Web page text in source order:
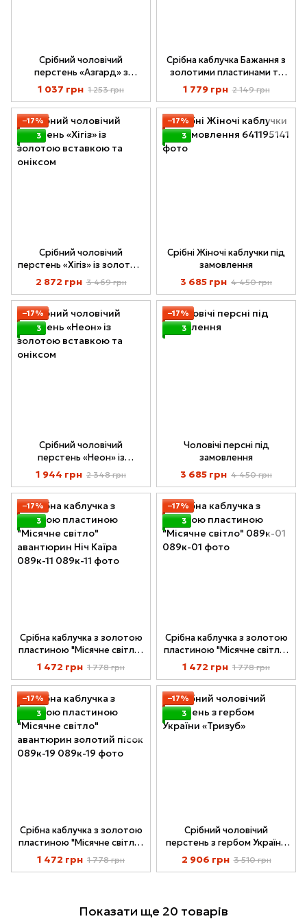
Срібний чоловічий
перстень «Азгард» з
фіанітом
1 037 грн 1 253 грн
Срібна каблучка Бажання з
золотими пластинами та
Рожевим Фіанітом 071к-10
1 779 грн 2 149 грн
−17%
3
Срібний чоловічий
перстень «Хігіз» із золотою
вставкою та оніксом
2 872 грн 3 469 грн
−17%
3
Срібні Жіночі каблучки під
замовлення
3 685 грн 4 450 грн
−17%
3
Срібний чоловічий
перстень «Неон» із
золотою вставкою та
оніксом
1 944 грн 2 348 грн
−17%
3
Чоловічі персні під
замовлення
3 685 грн 4 450 грн
−17%
3
Срібна каблучка з золотою
пластиною "Місячне світло"
авантюрин Ніч Каїра 089к-11
1 472 грн 1 778 грн
−17%
3
Срібна каблучка з золотою
пластиною "Місячне світло"
089к-01
1 472 грн 1 778 грн
−17%
3
Срібна каблучка з золотою
пластиною "Місячне світло"
авантюрин золотий пісок
089к-19
1 472 грн 1 778 грн
−17%
3
Срібний чоловічий
перстень з гербом України
«Тризуб»
2 906 грн 3 510 грн
Показати ще 20 товарів